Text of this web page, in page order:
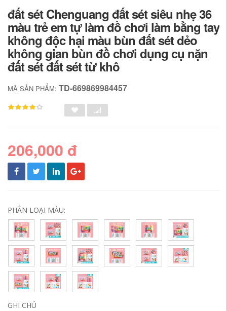
đất sét Chenguang đất sét siêu nhẹ 36
màu trẻ em tự làm đồ chơi làm bằng tay
không độc hại màu bùn đất sét dẻo
không gian bùn đồ chơi dụng cụ nặn
đất sét đất sét từ khô
MÃ SẢN PHẨM: TD-669869984457
206,000 đ
PHÂN LOẠI MÀU:
GHI CHÚ